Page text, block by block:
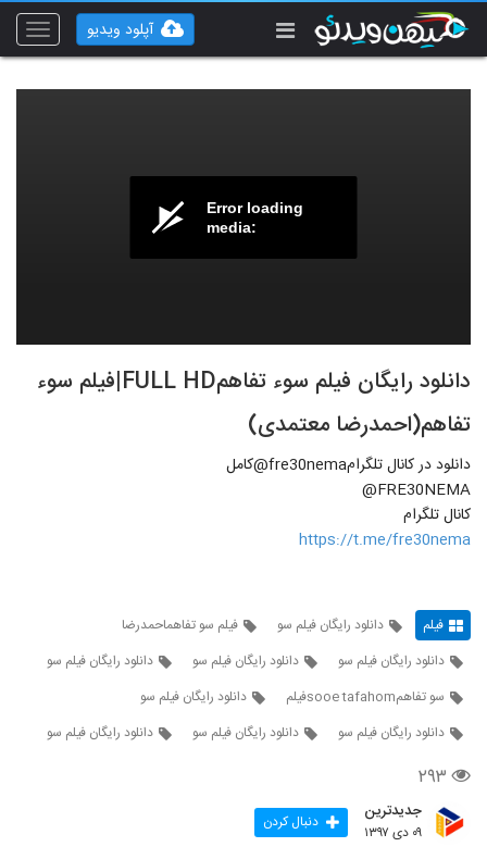
Toggle
آپلود ویدیو
Error loading
media:
دانلود رایگان فیلم سوء تفاهمFULL HD|فیلم سوء
تفاهم(احمدرضا معتمدی)
دانلود در کانال تلگرامfre30nema@کامل
FRE30NEMA@
کانال تلگرام
https://t.me/fre30nema
فیلم دانلود رایگان فیلم سو
فیلم سو تفاهماحمدرضا
دانلود رایگان فیلم سو
دانلود رایگان فیلم سو
دانلود رایگان فیلم سو
سو تفاهمsooe tafahomفیلم
دانلود رایگان فیلم سو
دانلود رایگان فیلم سو
دانلود رایگان فیلم سو دانلود رایگان فیلم سو
۲۹۳
جدیدترین
۰۹ دی ۱۳۹۷ دنبال کردن